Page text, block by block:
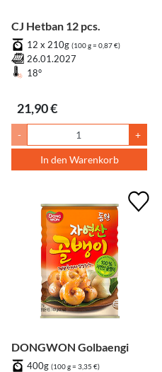
CJ Hetban 12 pcs.
12 x 210g (100 g = 0,87 €)
26.01.2027
18°
21,90 €
- +
In den Warenkorb
DONGWON Golbaengi
400g (100 g = 3,35 €)